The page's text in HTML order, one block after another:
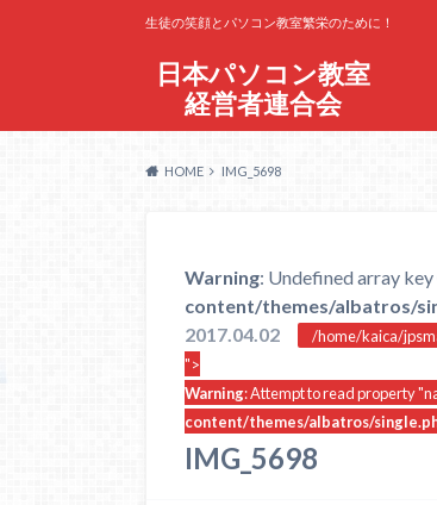
日本パソコン教室
経営者連合会
生徒の笑顔とパソコン教室繁栄のために！
HOME IMG_5698
Warning: Undefined array key
content/themes/albatros/
2017.04.02
/home/kaica/
">
Warning: Attempt to read property
content/themes/albatros/
IMG_5698